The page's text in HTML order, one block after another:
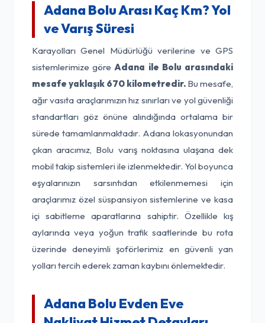
Adana Bolu Arası Kaç Km? Yol
ve Varış Süresi
Karayolları Genel Müdürlüğü verilerine ve GPS
sistemlerimize göreAdana ile Bolu arasındaki
mesafe yaklaşık 670 kilometredir. Bu mesafe,
ağır vasıta araçlarımızın hız sınırları ve yol güvenliği
standartları göz önüne alındığında ortalama bir
sürede tamamlanmaktadır. Adana lokasyonundan
çıkan aracımız, Bolu varış noktasına ulaşana dek
mobil takip sistemleri ile izlenmektedir. Yol boyunca
eşyalarınızın sarsıntıdan etkilenmemesi için
araçlarımız özel süspansiyon sistemlerine ve kasa
içi sabitleme aparatlarına sahiptir. Özellikle kış
aylarında veya yoğun trafik saatlerinde bu rota
üzerinde deneyimli şoförlerimiz en güvenli yan
yolları tercih ederek zaman kaybını önlemektedir.
Adana Bolu Evden Eve